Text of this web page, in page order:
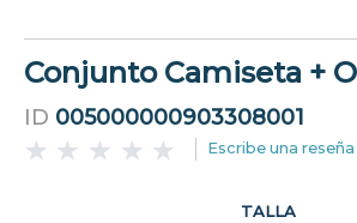
Conjunto Camiseta +
ID 005000000903308001
Escribe una reseña
TALLA